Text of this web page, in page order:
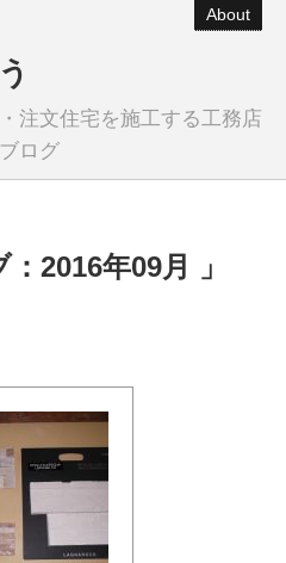
About
注文住宅を施工する工務店
ログ
2016年09月 」